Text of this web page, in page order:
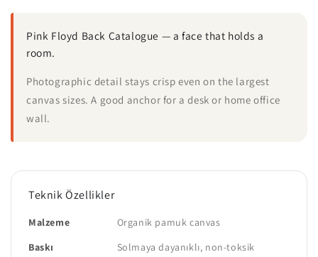
Pink Floyd Back Catalogue — a face that holds a
room.
Photographic detail stays crisp even on the largest
canvas sizes. A good anchor for a desk or home office
wall.
Teknik Özellikler
Malzeme
Organik pamuk canvas
Baskı
Solmaya dayanıklı, non-toksik